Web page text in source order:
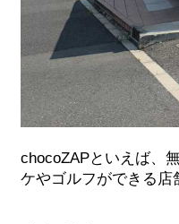
chocoZAPといえば、
ケやゴルフができる店